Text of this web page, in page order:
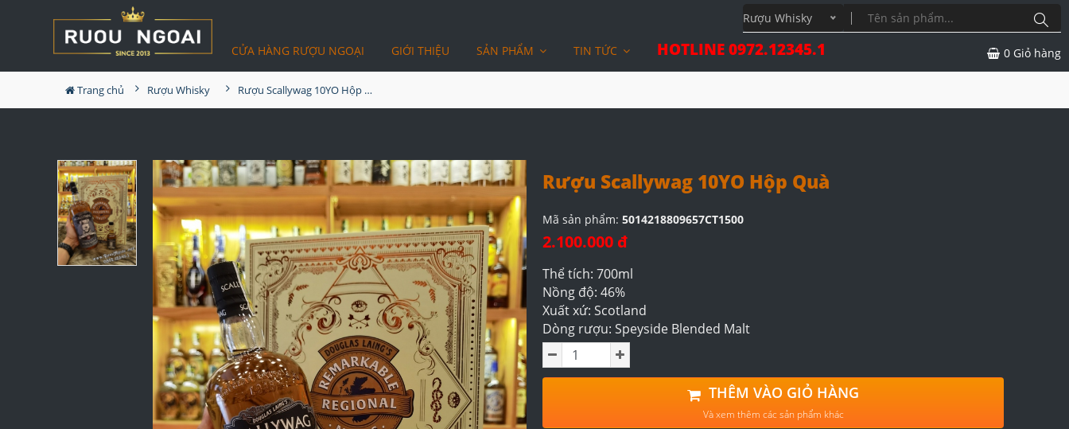
Rượu Whisky
CỬA HÀNG RƯỢU NGOẠI GIỚI THIỆU SẢN PHẨM TIN TỨC HOTLINE 0972.12345.1 0 Giỏ hàng
Trang chủ Rượu Whisky Rượu Scallywag 10YO Hộp Quà
Rượu Scallywag 10YO Hộp Quà
Mã sản phẩm: 5014218809657CT1500
2.100.000 đ
Thể tích: 700ml
Nồng độ: 46%
Xuất xứ: Scotland
Dòng rượu: Speyside Blended Malt
THÊM VÀO GIỎ HÀNG
Và xem thêm các sản phẩm khác